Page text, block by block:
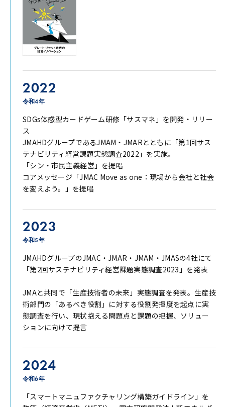
2022
令和4年
SDGs体感型カードゲーム研修「サスマネ」を開発・リリー
ス
JMAHDグループであるJMAM・JMARとともに「第1回サス
テナビリティ経営課題実態調査2022」を実施。
「シン・市民主義経営」を提唱
コアメッセージ「JMAC Move as one：現場から会社と社会
を変えよう。」を提唱
2023
令和5年
JMAHDグループのJMAC・JMAR・JMAM・JMASの4社にて
「第2回サステナビリティ経営課題実態調査2023」を発表
JMAと共同で「生産技術者の未来」実態調査を発表。生産技
術部門の「あるべき役割」に対する役割発揮度を起点に実
態調査を行い、現状抱える問題点と課題の把握、ソリュー
ションに向けて提言
2024
令和6年
「スマートマニュファクチャリング構築ガイドライン」を